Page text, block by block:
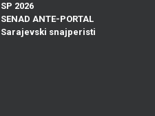
SP 2026
SENAD ANTE-PORTAL
Sarajevski snajperisti